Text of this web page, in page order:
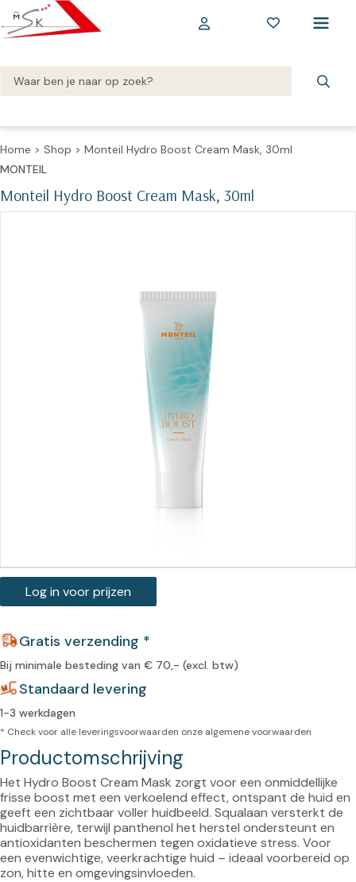
Home > Shop > Monteil Hydro Boost Cream Mask, 30ml
Monteil Hydro Boost Cream Mask, 30ml
MONTEIL
Log in voor prijzen
Gratis verzending *
Bij minimale besteding van € 70,- (excl. btw)
Standaard levering
1-3 werkdagen
* Check voor alle leveringsvoorwaarden onze algemene voorwaarden
Productomschrijving
Het Hydro Boost Cream Mask zorgt voor een onmiddellijke
frisse boost met een verkoelend effect, ontspant de huid en
geeft een zichtbaar voller huidbeeld. Squalaan versterkt de
huidbarrière, terwijl panthenol het herstel ondersteunt en
antioxidanten beschermen tegen oxidatieve stress. Voor
een evenwichtige, veerkrachtige huid – ideaal voorbereid op
zon, hitte en omgevingsinvloeden.